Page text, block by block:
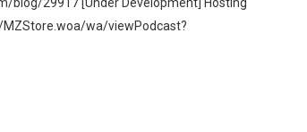
MZStore.woa/wa/viewPodcast?